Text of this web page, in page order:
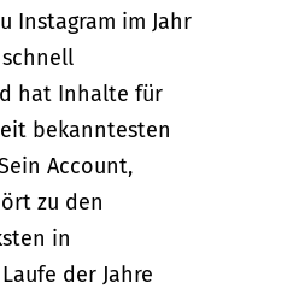
Instagram im Jahr
hat Inhalte für
bekanntesten
Account,
zu den
in
der Jahre